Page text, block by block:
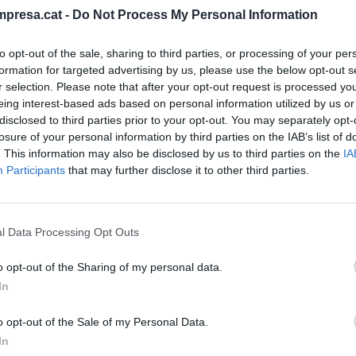
- Do Not Process My Personal Information
opt-out of the sale, sharing to third parties, or processing of your
for targeted advertising by us, please use the below opt-out
selection. Please note that after your opt-out request is processed
interest-based ads based on personal information utilized by us
to third parties prior to your opt-out. You may separately
of your personal information by third parties on the IAB’s list of
This information may also be disclosed by us to third parties on the
Participants that may further disclose it to other third parties.
Data Processing Opt Outs
opt-out of the Sharing of my personal data.
opt-out of the Sale of my Personal Data.
el marbre més car del món
de 2022
Apple va matar l'iPod?
de 2022